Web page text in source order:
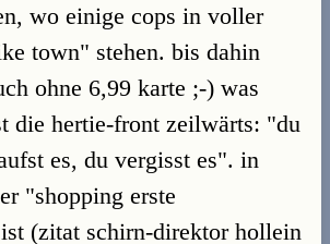
wo einige cops in voller
town" stehen. bis dahin
ohne 6,99 karte ;-) was
die hertie-front zeilwärts: "du
es, du vergisst es". in
"shopping erste
(zitat schirn-direktor hollein